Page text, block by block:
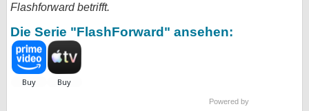
Flashforward betrifft.
Die Serie "FlashForward" ansehen:
Powered by
SERVICE